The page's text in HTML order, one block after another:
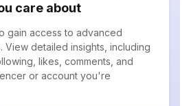
care about
gain access to advanced
View detailed insights, including
likes, comments, and
or account you're